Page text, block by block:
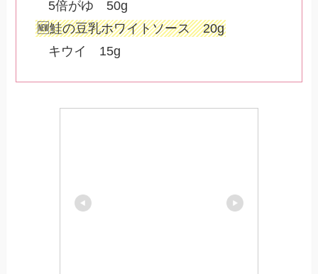
5倍がゆ 50g
🆕鮭の豆乳ホワイトソース 20g
キウイ 15g